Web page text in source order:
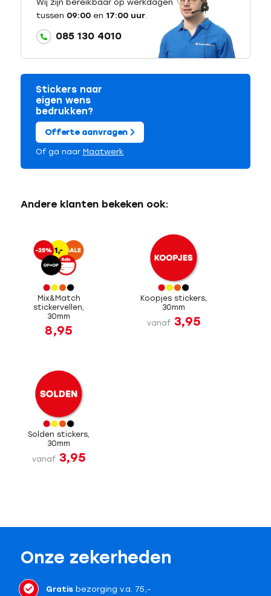
Wij zijn bereikbaar op werkdagen
tussen 09:00en 17:00 uur.
085 130 4010
Stickers naar
eigen wens
bedrukken?
Offerte aanvragen
Of ga naar Maatwerk
Andere klanten bekeken ook:
Mix&Match
stickervellen,
30mm
8,95
Koopjes stickers,
30mm
vanaf 3,95
Solden stickers,
30mm
vanaf 3,95
Onze zekerheden
Gratisbezorging v.a. 75,-